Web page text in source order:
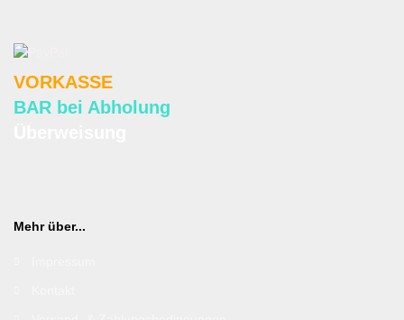
VORKASSE
BAR bei Abholung
Mehr über...